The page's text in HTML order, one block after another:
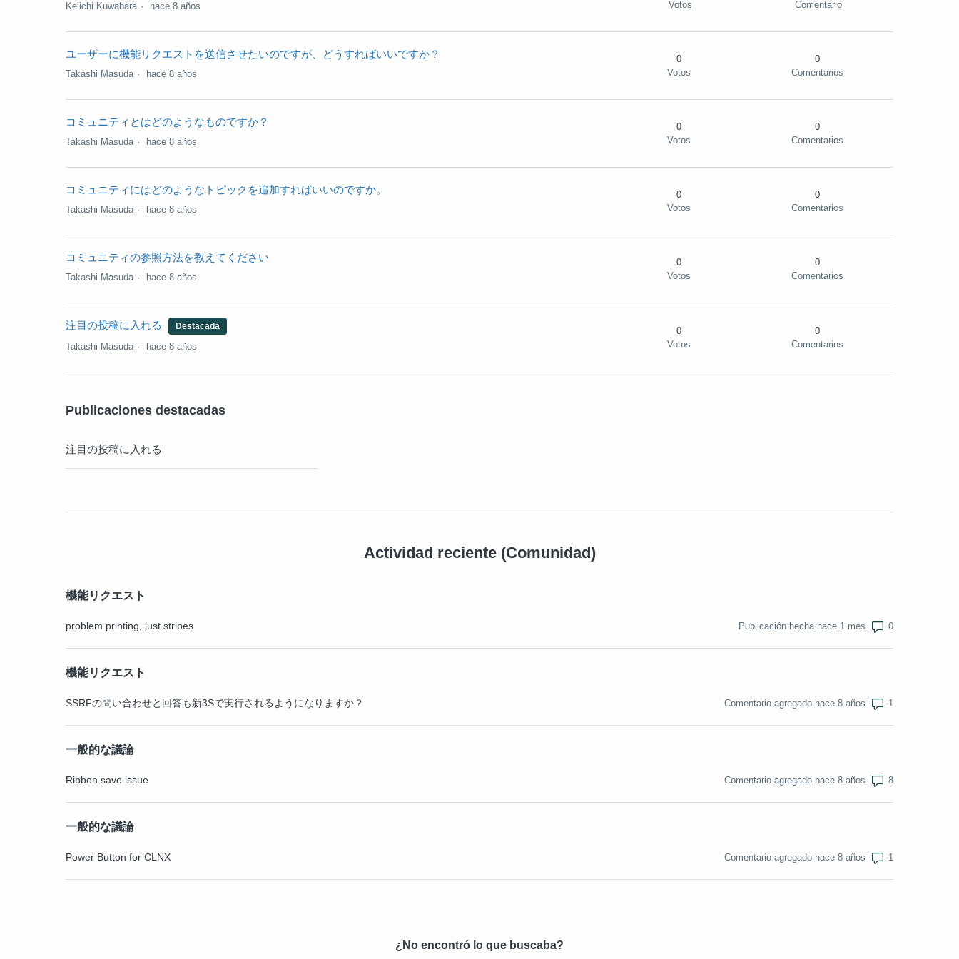
Keiichi Kuwabara hace 8 años
Votos
Comentario
ユーザーに機能リクエストを送信させたいのですが、どうすればいいですか？
Takashi Masuda hace 8 años
0
Votos
0
Comentarios
コミュニティとはどのようなものですか？
Takashi Masuda hace 8 años
0
Votos
0
Comentarios
コミュニティにはどのようなトピックを追加すればいいのですか。
Takashi Masuda hace 8 años
0
Votos
0
Comentarios
コミュニティの参照方法を教えてください
Takashi Masuda hace 8 años
0
Votos
0
Comentarios
注目の投稿に入れる Destacada
Takashi Masuda hace 8 años
0
Votos
0
Comentarios
Publicaciones destacadas
注目の投稿に入れる
Actividad reciente (Comunidad)
機能リクエスト
problem printing, just stripes Publicación hecha hace 1 mes Número de
機能リクエスト
SSRFの問い合わせと回答も新3Sで実行されるようになりますか？ Comentario agregado hace 8 años
一般的な議論
Ribbon save issue Comentario agregado hace 8 años Número de
一般的な議論
Power Button for CLNX Comentario agregado hace 8 años
¿No encontró lo que buscaba?